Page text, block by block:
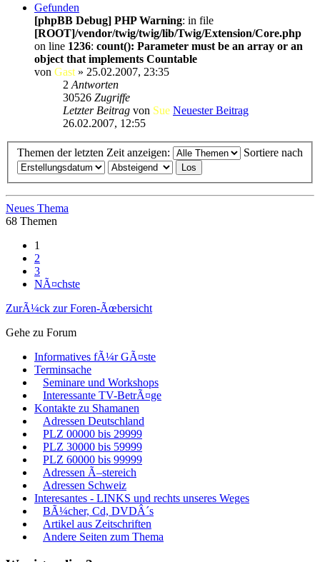
Gefunden
[phpBB Debug] PHP Warning: in file
[ROOT]/vendor/twig/twig/lib/Twig/Extension/Core.php
on line 1236: count(): Parameter must be an array or an
object that implements Countable
von Gast » 25.02.2007, 23:35
2 Antworten
30526 Zugriffe
Letzter Beitrag von Sue Neuester Beitrag
26.02.2007, 12:55
Themen der letzten Zeit anzeigen: Sortiere nach
Neues Thema
68 Themen
1
2
3
NÃ¤chste
ZurÃ¼ck zur Foren-Ãœbersicht
Gehe zu Forum
Informatives fÃ¼r GÃ¤ste
Terminsache
Seminare und Workshops
Interessante TV-BetrÃ¤ge
Kontakte zu Shamanen
Adressen Deutschland
PLZ 00000 bis 29999
PLZ 30000 bis 59999
PLZ 60000 bis 99999
Adressen Ã–stereich
Adressen Schweiz
Interesantes - LINKS und rechts unseres Weges
BÃ¼cher, Cd, DVDÂ´s
Artikel aus Zeitschriften
Andere Seiten zum Thema